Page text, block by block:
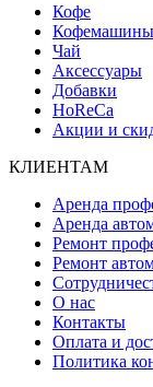
Кофе
Кофемашины
Чай
Аксессуары
Добавки
HoReCa
Акции и
КЛИЕНТАМ
Аренда
Аренда
Ремонт
Ремонт
О нас
Контакты
Оплата и
Политика